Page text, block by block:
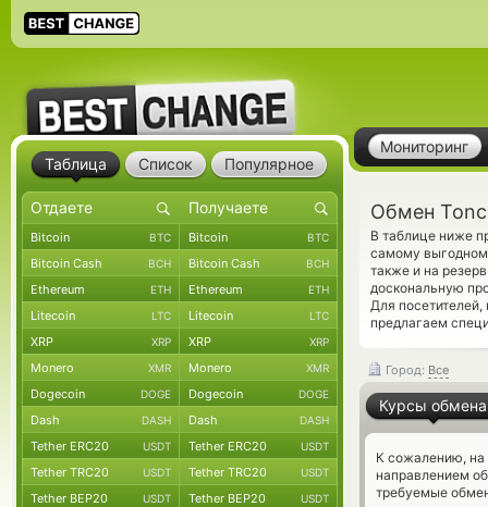
Мониторинг
Обмен
В таблице ниже
самому
также и на
доскональную
Для
предлагаем
Город: Все
Курсы обмена
К сожалению, на
направлением
требуемые
Таблица Список Популярное
Bitcoin BTC Bitcoin BTC
Bitcoin Cash BCH Bitcoin Cash BCH
Ethereum ETH Ethereum ETH
Litecoin LTC Litecoin LTC
XRP XRP XRP XRP
Monero XMR Monero XMR
Dogecoin DOGE Dogecoin DOGE
Dash DASH Dash DASH
Tether ERC20 USDT Tether ERC20 USDT
Tether TRC20 USDT Tether TRC20 USDT
Tether BEP20 USDT Tether BEP20 USDT